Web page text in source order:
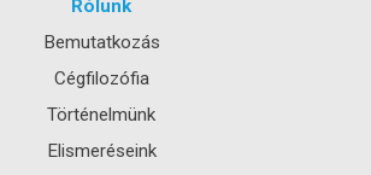
Rólunk
Bemutatkozás
Cégfilozófia
Történelmünk
Elismeréseink